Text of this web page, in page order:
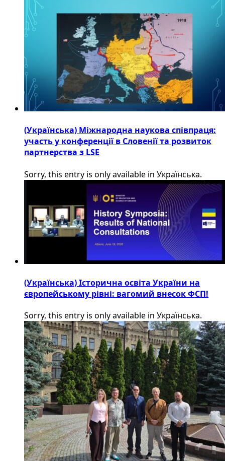
(Українська) Міжнародна наукова співпраця:
участь у конференції в Словенії та розвиток
партнерства з LSE
Sorry, this entry is only available in Українська.
(Українська) Історична освіта України на
європейському рівні: вагомий внесок ФСП!
Sorry, this entry is only available in Українська.